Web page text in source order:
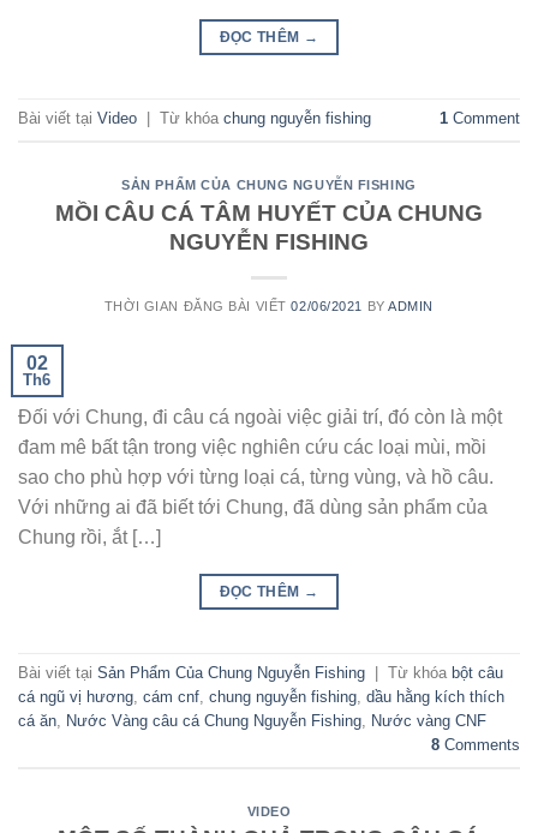
ĐỌC THÊM →
Bài viết tại Video Từ khóa chung nguyễn fishing 1 Comment
SẢN PHẨM CỦA CHUNG NGUYỄN FISHING
MỒI CÂU CÁ TÂM HUYẾT CỦA CHUNG
NGUYỄN FISHING
THỜI GIAN ĐĂNG BÀI VIẾT02/06/2021 BYADMIN
02
Th6
Đối với Chung, đi câu cá ngoài việc giải trí, đó còn là một
đam mê bất tận trong việc nghiên cứu các loại mùi, mồi
sao cho phù hợp với từng loại cá, từng vùng, và hồ câu.
Với những ai đã biết tới Chung, đã dùng sản phẩm của
Chung rồi, ắt […]
ĐỌC THÊM →
Bài viết tại Sản Phẩm Của Chung Nguyễn Fishing Từ khóa bột câu
cá ngũ vị hương, cám cnf, chung nguyễn fishing, dầu hằng kích thích
cá ăn, Nước Vàng câu cá Chung Nguyễn Fishing, Nước vàng CNF
8 Comments
VIDEO